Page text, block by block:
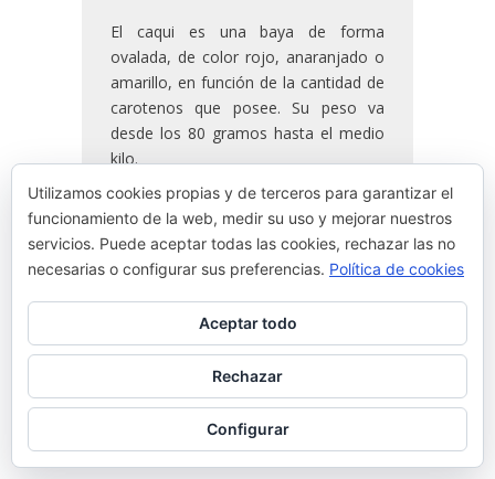
El caqui es una baya de forma
ovalada, de color rojo, anaranjado o
amarillo, en función de la cantidad de
carotenos que posee. Su peso va
desde los 80 gramos hasta el medio
kilo.
READ MORE
Utilizamos cookies propias y de terceros para garantizar el
funcionamiento de la web, medir su uso y mejorar nuestros
servicios. Puede aceptar todas las cookies, rechazar las no
necesarias o configurar sus preferencias. Política de cookies
Aceptar todo
Rechazar
Configurar